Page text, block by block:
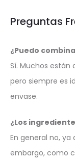
Preguntas
¿Puedo
Sí. Muchos están
pero siempre es
envase.
¿Los
En general no, ya
embargo, como